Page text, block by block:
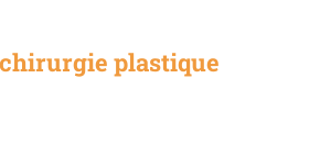
plastique